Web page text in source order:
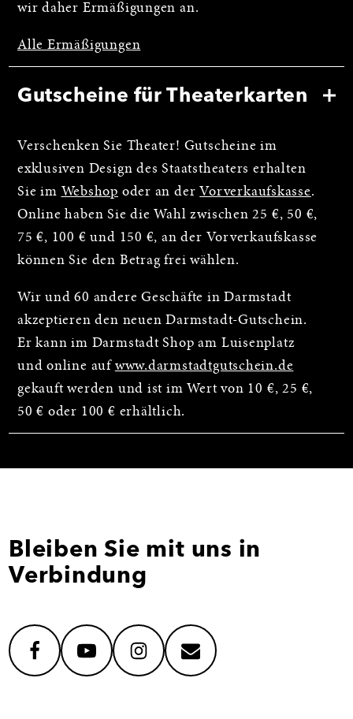
wir daher Ermäßigungen an.
Alle Ermäßigungen
Gutscheine für Theaterkarten
Verschenken Sie Theater! Gutscheine im
exklusiven Design des Staatstheaters erhalten
Sie im Webshop oder an der Vorverkaufskasse.
Online haben Sie die Wahl zwischen 25 €, 50 €,
75 €, 100 € und 150 €, an der Vorverkaufskasse
können Sie den Betrag frei wählen.
Wir und 60 andere Geschäfte in Darmstadt
akzeptieren den neuen Darmstadt-Gutschein.
Er kann im Darmstadt Shop am Luisenplatz
und online auf www.darmstadtgutschein.de
gekauft werden und ist im Wert von 10 €, 25 €,
50 € oder 100 € erhältlich.
Bleiben Sie mit uns in
Verbindung
facebookyoutubeinstagrammail